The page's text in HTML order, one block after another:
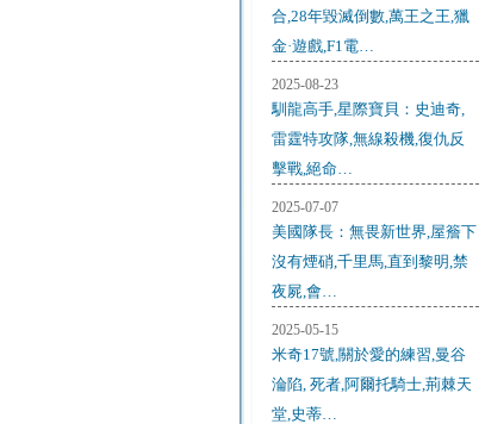
合,28年毀滅倒數,萬王之王,獵
金·遊戲,F1電…
2025-08-23
馴龍高手,星際寶貝：史迪奇,
雷霆特攻隊,無線殺機,復仇反
擊戰,絕命…
2025-07-07
美國隊長：無畏新世界,屋簷下
沒有煙硝,千里馬,直到黎明,禁
夜屍,會…
2025-05-15
米奇17號,關於愛的練習,曼谷
淪陷, 死者,阿爾托騎士,荊棘天
堂,史蒂…